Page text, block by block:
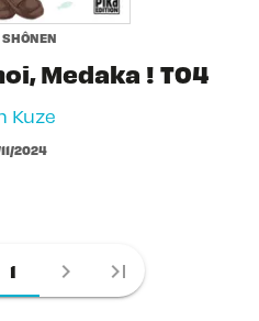
Medaka ! T04
Kuze
2024
1 chevron_right last_page